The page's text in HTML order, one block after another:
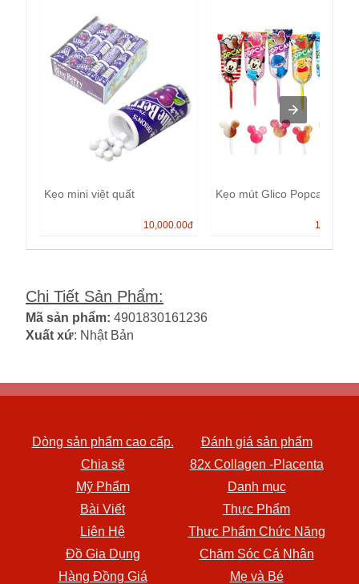
Kẹo mini việt quất
10,000.00đ
Kẹo mút Glico Popcan
13,000.00
Chi Tiết Sản Phẩm:
Mã sản phẩm: 4901830161236
Xuất xứ: Nhật Bản
Dòng sản phẩm cao cấp.
Đánh giá sản phẩm
Chia sẽ
82x Collagen -Placenta
Mỹ Phẩm
Danh mục
Bài Viết
Thực Phẩm
Liên Hệ
Thực Phẩm Chức Năng
Đồ Gia Dụng
Chăm Sóc Cá Nhân
Hàng Đồng Giá
Mẹ và Bé